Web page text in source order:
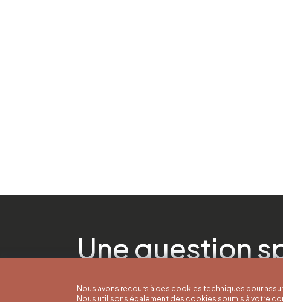
Une question
Nous avons recours à des cookies techniques pour
Nous utilisons également des cookies soumis à votre